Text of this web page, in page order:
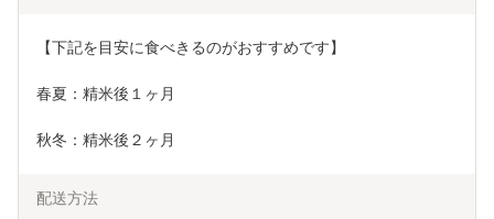
【下記を目安に食べきるのがおすすめです】
春夏：精米後１ヶ月
秋冬：精米後２ヶ月
配送方法